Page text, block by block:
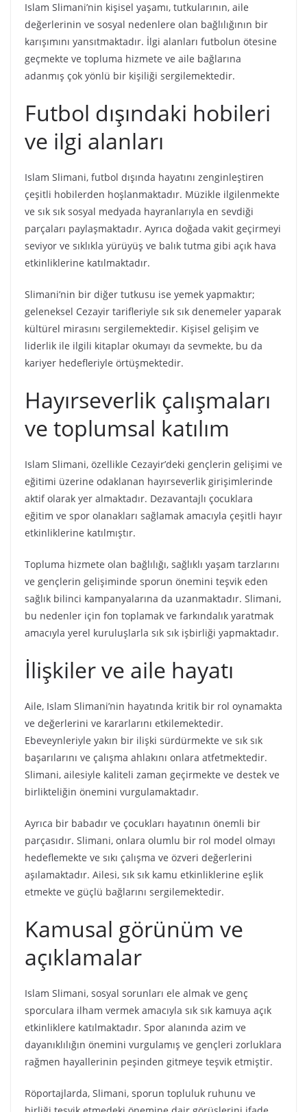
Islam Slimani’nin kişisel yaşamı, tutkularının, aile
değerlerinin ve sosyal nedenlere olan bağlılığının bir
karışımını yansıtmaktadır. İlgi alanları futbolun ötesine
geçmekte ve topluma hizmete ve aile bağlarına
adanmış çok yönlü bir kişiliği sergilemektedir.
Futbol dışındaki hobileri
ve ilgi alanları
Islam Slimani, futbol dışında hayatını zenginleştiren
çeşitli hobilerden hoşlanmaktadır. Müzikle ilgilenmekte
ve sık sık sosyal medyada hayranlarıyla en sevdiği
parçaları paylaşmaktadır. Ayrıca doğada vakit geçirmeyi
seviyor ve sıklıkla yürüyüş ve balık tutma gibi açık hava
etkinliklerine katılmaktadır.
Slimani’nin bir diğer tutkusu ise yemek yapmaktır;
geleneksel Cezayir tarifleriyle sık sık denemeler yaparak
kültürel mirasını sergilemektedir. Kişisel gelişim ve
liderlik ile ilgili kitaplar okumayı da sevmekte, bu da
kariyer hedefleriyle örtüşmektedir.
Hayırseverlik çalışmaları
ve toplumsal katılım
Islam Slimani, özellikle Cezayir’deki gençlerin gelişimi ve
eğitimi üzerine odaklanan hayırseverlik girişimlerinde
aktif olarak yer almaktadır. Dezavantajlı çocuklara
eğitim ve spor olanakları sağlamak amacıyla çeşitli hayır
etkinliklerine katılmıştır.
Topluma hizmete olan bağlılığı, sağlıklı yaşam tarzlarını
ve gençlerin gelişiminde sporun önemini teşvik eden
sağlık bilinci kampanyalarına da uzanmaktadır. Slimani,
bu nedenler için fon toplamak ve farkındalık yaratmak
amacıyla yerel kuruluşlarla sık sık işbirliği yapmaktadır.
İlişkiler ve aile hayatı
Aile, Islam Slimani’nin hayatında kritik bir rol oynamakta
ve değerlerini ve kararlarını etkilemektedir.
Ebeveynleriyle yakın bir ilişki sürdürmekte ve sık sık
başarılarını ve çalışma ahlakını onlara atfetmektedir.
Slimani, ailesiyle kaliteli zaman geçirmekte ve destek ve
birlikteliğin önemini vurgulamaktadır.
Ayrıca bir babadır ve çocukları hayatının önemli bir
parçasıdır. Slimani, onlara olumlu bir rol model olmayı
hedeflemekte ve sıkı çalışma ve özveri değerlerini
aşılamaktadır. Ailesi, sık sık kamu etkinliklerine eşlik
etmekte ve güçlü bağlarını sergilemektedir.
Kamusal görünüm ve
açıklamalar
Islam Slimani, sosyal sorunları ele almak ve genç
sporculara ilham vermek amacıyla sık sık kamuya açık
etkinliklere katılmaktadır. Spor alanında azim ve
dayanıklılığın önemini vurgulamış ve gençleri zorluklara
rağmen hayallerinin peşinden gitmeye teşvik etmiştir.
Röportajlarda, Slimani, sporun topluluk ruhunu ve